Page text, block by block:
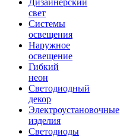
Дизайнерский
свет
Системы
освещения
Наружное
освещение
Гибкий
неон
Светодиодный
декор
Электроустановочные
изделия
Светодиоды